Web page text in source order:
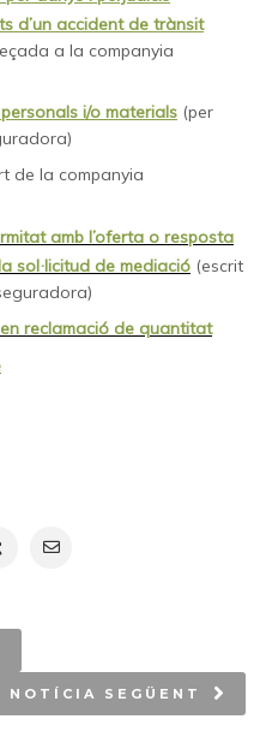
d’un accident de trànsit
a la companyia
i/o materials (per
de la companyia
amb l’oferta o resposta
sol·licitud de mediació (escrit
reclamació de quantitat
NOTÍCIA SEGÜENT